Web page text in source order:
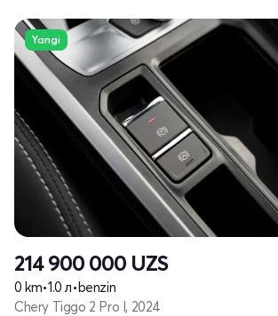
Yangi
214 900 000 UZS
0 km•1.0 л•benzin
Chery Tiggo 2 Pro I, 2024